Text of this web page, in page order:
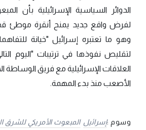
الدوائر السياسية الإسرائيلية بأن
لفرض واقع جديد يمنح أنقرة موطئ
وهو ما تعتبره إسرائيل "خيانة
لتقليص نفوذها في ترتيبات "اليوم
العلاقات الإسرائيلية مع فريق الوساطة
الأصعب منذ بدء المهمة.
وسوم :إسرائيل المبعوث الأمريكي للشرق